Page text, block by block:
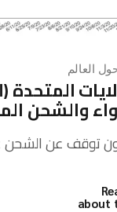
العالم
المتحدة
والشحن
توقف عن الشحن
about